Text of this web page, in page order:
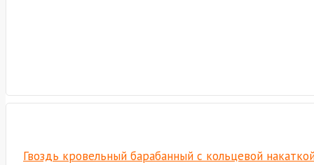
Гвоздь кровельный барабанный с кольцевой